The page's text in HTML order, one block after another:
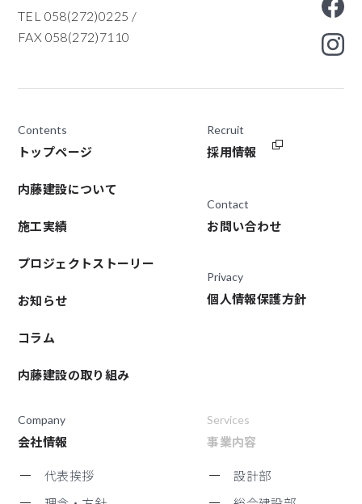
TEL 058(272)0225 /
FAX 058(272)7110
Contents
トップページ
内藤建設について
施工実績
プロジェクトストーリー
お知らせ
コラム
内藤建設の取り組み
Services
事業内容
設計部
Company
会社情報
代表挨拶
Recruit
採用情報
Contact
お問い合わせ
Privacy
個人情報保護方針